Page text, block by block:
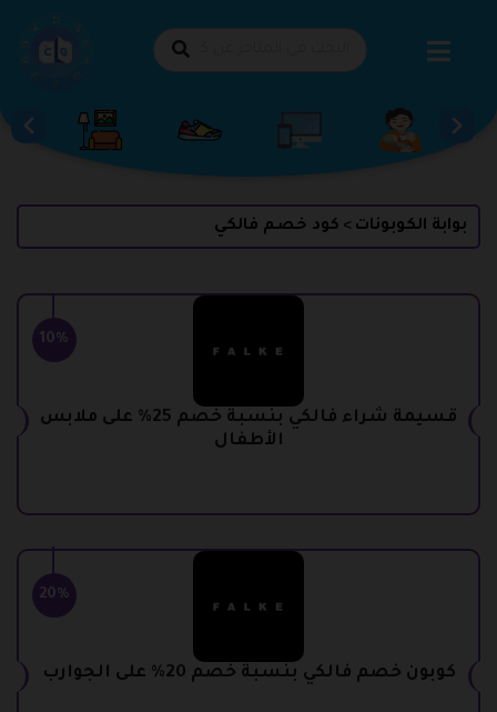
بوابة الكوبونات > كود خصم فالكي
10%
قسيمة شراء فالكي بنسبة خصم 25% على ملابس
الأطفال
20%
كوبون خصم فالكي بنسبة خصم 20% على الجوارب